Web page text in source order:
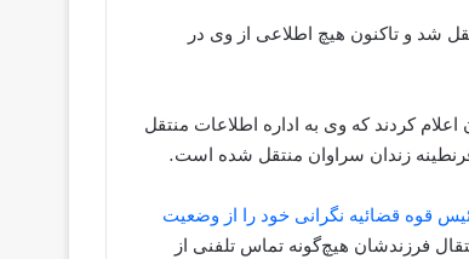
شد و تاکنون هیچ اطلاعی از وی در
کردند که وی به اداره اطلاعات منتقل
زندان سراوان منتقل شده است.
سال ۹۶ با نگارش نامه ای به رئیس قوه قضائیه نگرانی خود را از وضعیت
فرزندشان هیچ‌گونه تماس تلفنی از